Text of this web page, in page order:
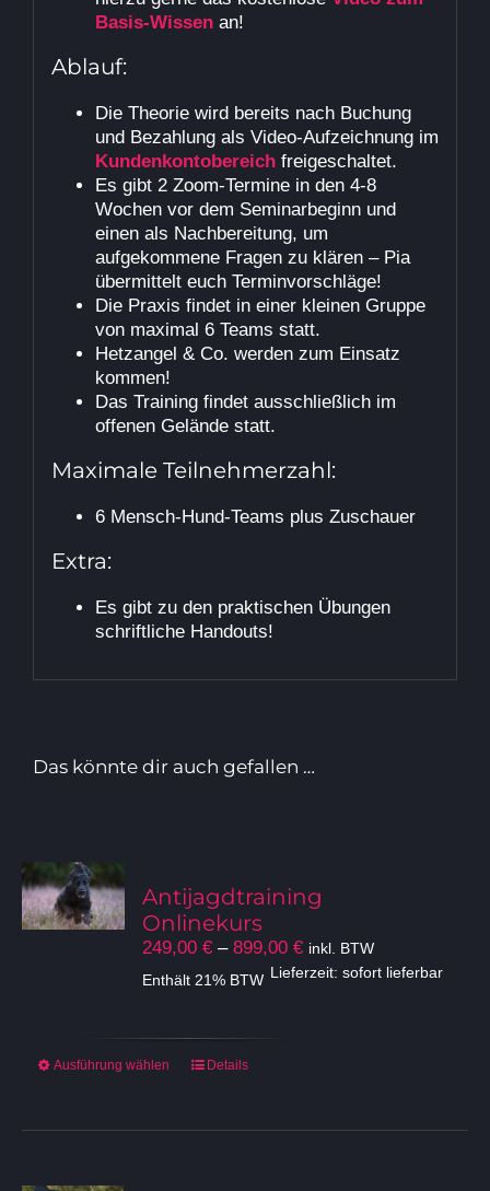
Basis-Wissenan!
Ablauf:
Die Theorie wird bereits nach Buchung
und Bezahlung als Video-Aufzeichnung im
Kundenkontobereichfreigeschaltet.
Es gibt 2 Zoom-Termine in den 4-8
Wochen vor dem Seminarbeginn und
einen als Nachbereitung, um
aufgekommene Fragen zu klären – Pia
übermittelt euch Terminvorschläge!
Die Praxis findet in einer kleinen Gruppe
von maximal 6 Teams statt.
Hetzangel & Co. werden zum Einsatz
kommen!
Das Training findet ausschließlich im
offenen Gelände statt.
Maximale Teilnehmerzahl:
6 Mensch-Hund-Teams plus Zuschauer
Extra:
Es gibt zu den praktischen Übungen
schriftliche Handouts!
Das könnte dir auch gefallen …
Antijagdtraining
Onlinekurs
249,00 € – 899,00 €Preisspanne:
249,00 €
inkl. BTW
Enthält 21% BTW Lieferzeit: sofort lieferbar
Ausführung wählen
Dieses
mehrere
Details